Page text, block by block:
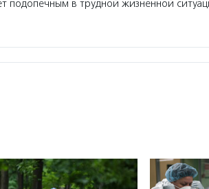
подопечным в трудной жизненной